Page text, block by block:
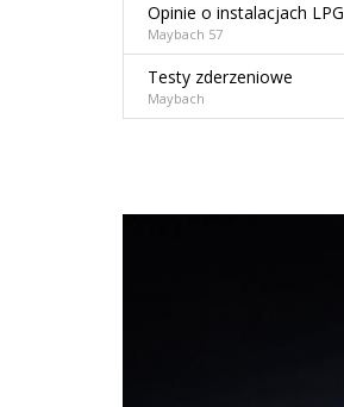
Opinie o instalacjach LPG
Maybach 57
Testy zderzeniowe
Maybach